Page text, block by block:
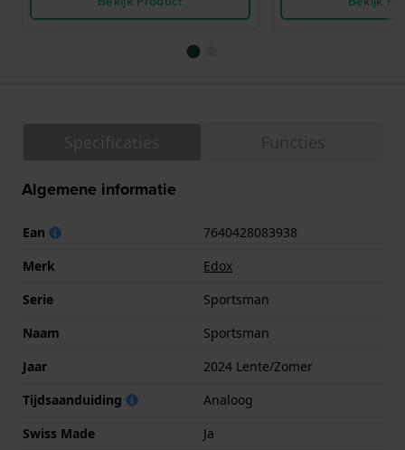
Algemene informatie
Ean
7640428083938
Merk
Edox
Serie
Sportsman
Naam
Sportsman
Jaar
2024 Lente/Zomer
Tijdsaanduiding
Analoog
Swiss Made
Ja